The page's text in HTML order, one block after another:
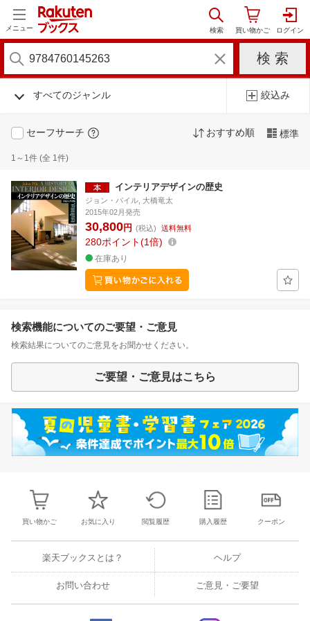
メニュー
すべてのジャンル 絞込み
セーフサーチ おすすめ順 標準
1～1件 (全 1件)
インテリアデザインの歴史
ジョン・パイル, 大橋竜太
2015年02月発売
30,800円 (税込) 送料無料
280ポイント 1倍
在庫あり
検索機能についてのご要望・ご意見
検索結果についてのご意見をお聞かせください。
ご要望・ご意見はこちら
買い物かご お気に入り 閲覧履歴 購入履歴 クーポン
楽天ブックスとは？ ヘルプ
お問い合わせ ご意見・ご要望